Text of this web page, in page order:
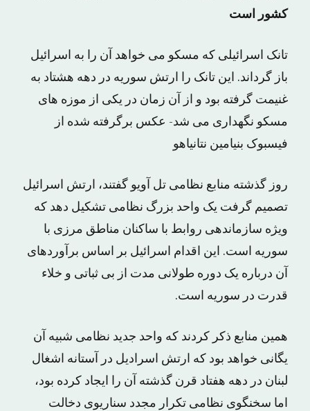
کشور است
تانک اسرائیلی که مسکو می خواهد آن را به اسرائیل
باز گرداند. این تانک را ارتش سوریه در دهه هشتاد به
غنیمت گرفته بود و از آن زمان در یکی از موزه های
مسکو نگهداری می شد- عکس برگرفته شده از
فیسبوک بنیامین نتانیاهو
روز گذشته منابع نظامی تل آویو گفتند، ارتش اسرائیل
تصمیم گرفت یک واحد بزرگ نظامی تشکیل دهد که
ویژه سازماندهی روابط با ساکنان مناطق مرزی با
سوریه است. این اقدام اسرائیل بر اساس برآوردهای
آن درباره یک دوره طولانی مدت از بی ثباتی و خلاء
قدرت در سوریه است.
همین منابع ذکر کردند که واحد جدید نظامی شبیه آن
یگانی خواهد بود که ارتش اسرادیل در آستانه اشغال
لبنان در دهه هفتاد قرن گذشته آن را ایجاد کرده بود،
اما سخنگوی نظامی تکرار مجدد سناریوی دخالت